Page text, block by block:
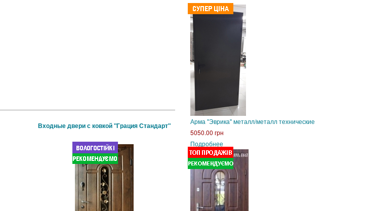
Входные двери с ковкой "Грация Стандарт"
Арма "Эврика" металл/металл технические
5050.00 грн
Подробнее